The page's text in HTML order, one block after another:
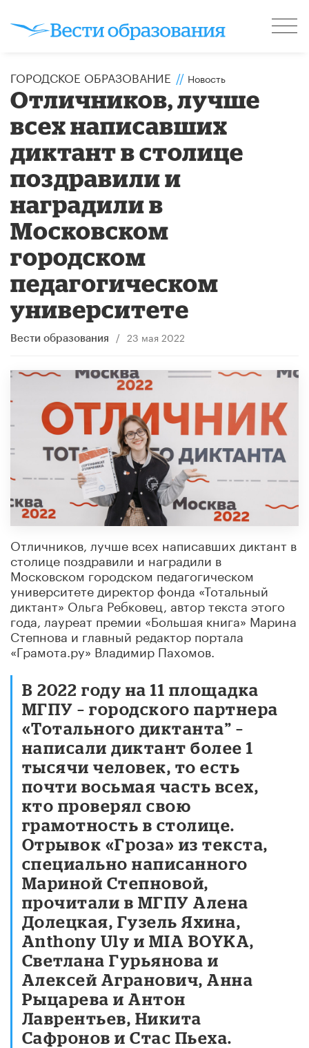
ГОРОДСКОЕ ОБРАЗОВАНИЕ // Новость
Отличников, лучше
всех написавших
диктант в столице
поздравили и
наградили в
Московском
городском
педагогическом
университете
Вести образования / 23 мая 2022
Отличников, лучше всех написавших диктант в
столице поздравили и наградили в
Московском городском педагогическом
университете директор фонда «Тотальный
диктант» Ольга Ребковец, автор текста этого
года, лауреат премии «Большая книга» Марина
Степнова и главный редактор портала
«Грамота.ру» Владимир Пахомов.
В 2022 году на 11 площадка
МГПУ – городского партнера
«Тотального диктанта” –
написали диктант более 1
тысячи человек, то есть
почти восьмая часть всех,
кто проверял свою
грамотность в столице.
Отрывок «Гроза» из текста,
специально написанного
Мариной Степновой,
прочитали в МГПУ Алена
Долецкая, Гузель Яхина,
Anthony Uly и MIA BOYKA,
Светлана Гурьянова и
Алексей Агранович, Анна
Рыцарева и Антон
Лаврентьев, Никита
Сафронов и Стас Пьеха.